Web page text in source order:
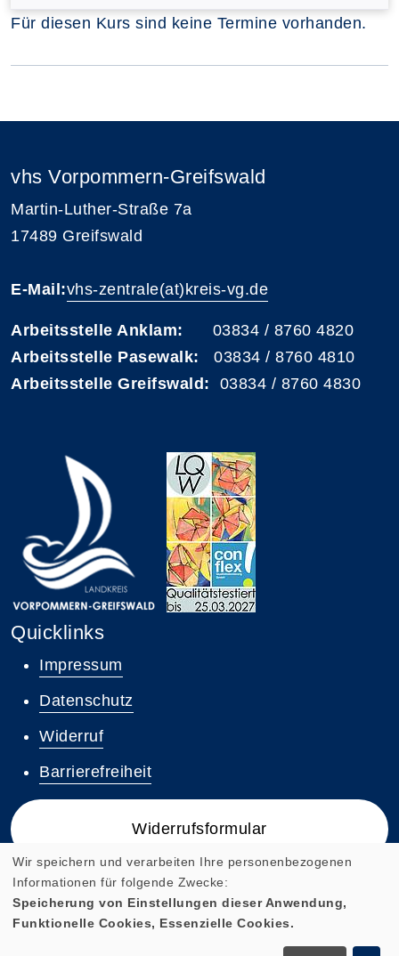
Für diesen Kurs sind keine Termine vorhanden.
vhs Vorpommern-Greifswald
Martin-Luther-Straße 7a
17489 Greifswald
E-Mail:vhs-zentrale(at)kreis-vg.de
Arbeitsstelle Anklam: 03834 / 8760 4820
Arbeitsstelle Pasewalk: 03834 / 8760 4810
Arbeitsstelle Greifswald: 03834 / 8760 4830
Quicklinks
Impressum
Datenschutz
Widerruf
Barrierefreiheit
Widerrufsformular
Cookie Einstellungen
Wir speichern und verarbeiten Ihre personenbezogenen
Informationen für folgende Zwecke:
Speicherung von Einstellungen dieser Anwendung,
Funktionelle Cookies, Essenzielle Cookies.